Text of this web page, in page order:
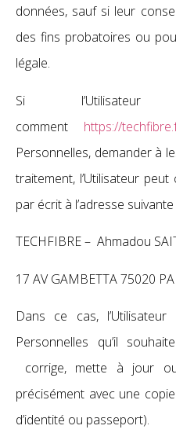
données, sauf si leur
des fins probatoires ou
légale.
Si l’Utilisateur
comment https://
Personnelles, demander à
traitement, l’Utilisateur
par écrit à l’adresse suivante
TECHFIBRE – Ahmadou
17 AV GAMBETTA 75020
Dans ce cas,
Personnelles qu’il
corrige, mette à jour ou
précisément avec une
d’identité ou passeport).